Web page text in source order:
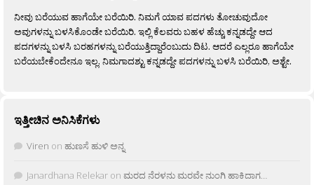
ನೀವು ಬರೆಯುವ ಹಾಗೆಯೇ ಬರೆಯಿರಿ. ನಿಮಗೆ ಯಾವ ಪದಗಳು ತೋಚುವುದೋ
ಅವುಗಳನ್ನು ಬಳಸಿಕೊಂಡೇ ಬರೆಯಿರಿ. ಇಲ್ಲಿ ಕೆಲವರು ಬಹಳ ಹೆಚ್ಚು ಕನ್ನಡದ್ದೇ ಆದ
ಪದಗಳನ್ನು ಬಳಸಿ ಬರಹಗಳನ್ನು ಬರೆಯುತ್ತಿದ್ದಾರೆಂಬುದು ದಿಟ. ಆದರೆ ಎಲ್ಲರೂ ಹಾಗೆಯೇ
ಬರೆಯಬೇಕೆಂದೇನೂ ಇಲ್ಲ. ನಿಮಗಾದಶ್ಟು ಕನ್ನಡದ್ದೇ ಪದಗಳನ್ನು ಬಳಸಿ ಬರೆಯಿರಿ, ಅಶ್ಟೇ.
ಇತ್ತೀಚಿನ ಅನಿಸಿಕೆಗಳು
Viren on ಹುಣಸೆ ಹುಳಿ ಅನ್ನ
Janardhana Relekar on ಮರದ ನೆರಳನು ಮರವೇ ನುಂಗಿ ಹಾಕಿದಾಗ…